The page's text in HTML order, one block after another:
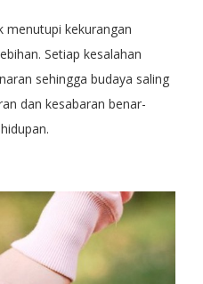
menutupi kekurangan
Setiap kesalahan
sehingga budaya saling
dan kesabaran benar-